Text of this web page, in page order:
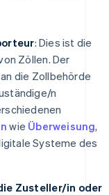
: Dies ist die
Zöllen. Der
die Zollbehörde
n
wie Überweisung,
Systeme des
Zusteller/in oder